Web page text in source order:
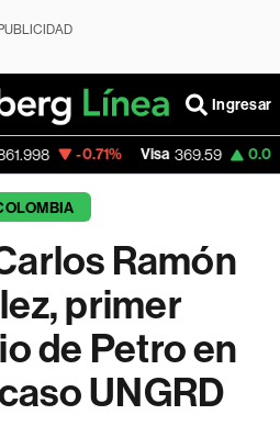
PUBLICIDAD
Ingresar
Visa 369.59 0.00%
Ramón
primer
de Petro en
UNGRD